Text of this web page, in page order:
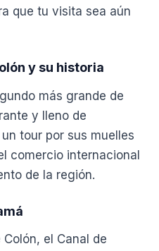
que tu visita sea aún
y su historia
más grande de
y lleno de
tour por sus muelles
comercio internacional
de la región.
el Canal de